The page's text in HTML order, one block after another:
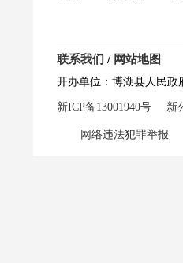
联系我们 / 网站地图
开办单位：博湖县人民政
新ICP备13001940号 新
网络违法犯罪举报